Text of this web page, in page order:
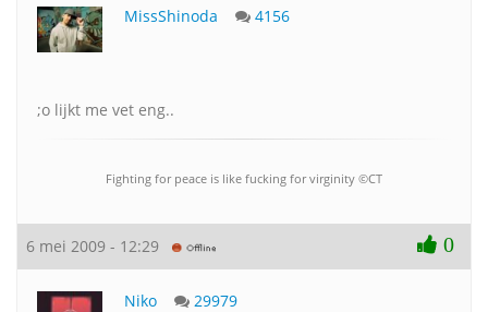
MissShinoda 4156
;o lijkt me vet eng..
Fighting for peace is like fucking for virginity ©CT
6 mei 2009 - 12:29 0
Niko 29979